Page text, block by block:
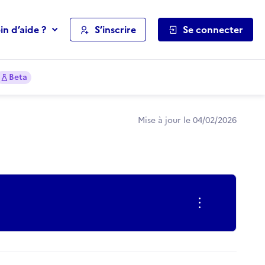
d’aide ? S’inscrire Se connecter
Beta
Mise à jour le 04/02/2026